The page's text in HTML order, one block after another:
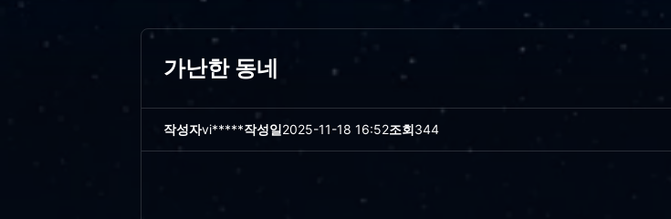
가난한 동네
작성자vi*****작성일2025-11-18 16:52조회344